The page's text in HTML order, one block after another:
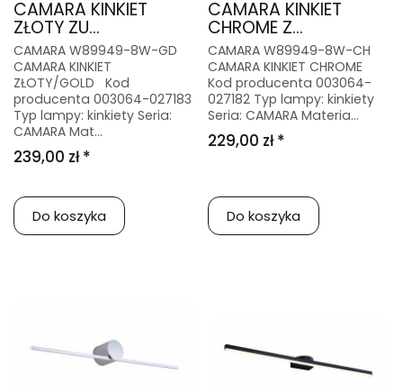
CAMARA KINKIET
ZŁOTY ZU...
CAMARA W89949-8W-GD
CAMARA KINKIET
ZŁOTY/GOLD Kod
producenta 003064-027183
Typ lampy: kinkiety Seria:
CAMARA Mat...
239,00 zł *
Do koszyka
CAMARA KINKIET
CHROME Z...
CAMARA W89949-8W-CH
CAMARA KINKIET CHROME
Kod producenta 003064-
027182 Typ lampy: kinkiety
Seria: CAMARA Materia...
229,00 zł *
Do koszyka